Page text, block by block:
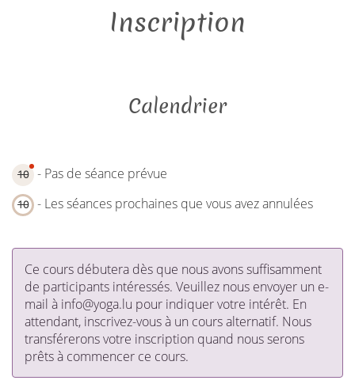
Inscription
Calendrier
10 - Pas de séance prévue
10 - Les séances prochaines que vous avez annulées
Ce cours débutera dès que nous avons suffisamment
de participants intéressés. Veuillez nous envoyer un e-
mail à info@yoga.lu pour indiquer votre intérêt. En
attendant, inscrivez-vous à un cours alternatif. Nous
transférerons votre inscription quand nous serons
prêts à commencer ce cours.